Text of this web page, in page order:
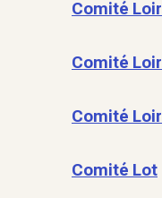
Comité
Comité
Comité
Comité Lot